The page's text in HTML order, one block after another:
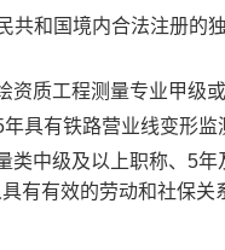
共和国境内合法注册的
资质工程测量专业甲级
年具有铁路营业线变形
类中级及以上职称、 5年
有有效的劳动和社保关